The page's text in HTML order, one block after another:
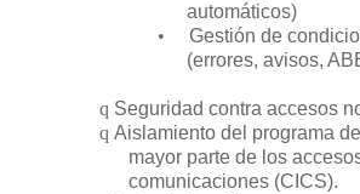
automáticos)
•
Gestión de
(errores, avisos,
q Seguridad contra accesos
q Aislamiento del programa
mayor parte de los
comunicaciones (CICS).